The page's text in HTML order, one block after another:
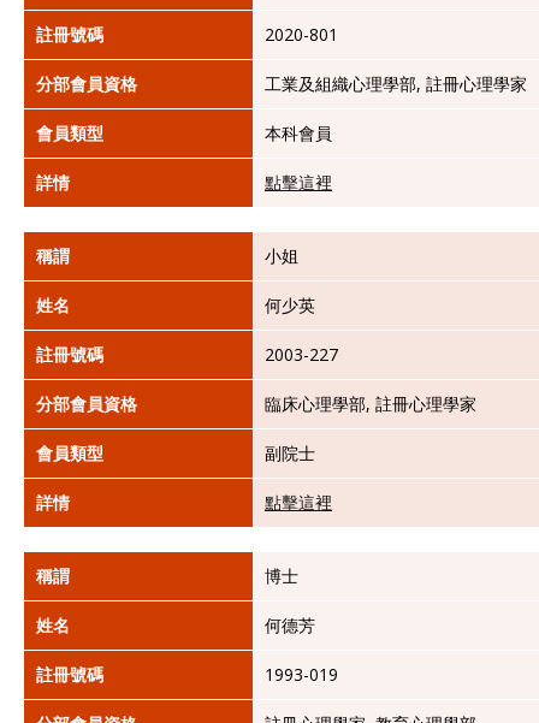
註冊號碼 2020-801
分部會員資格 工業及組織心理學部, 註冊心理學家
會員類型 本科會員
詳情 點擊這裡
稱謂 小姐
姓名 何少英
註冊號碼 2003-227
分部會員資格 臨床心理學部, 註冊心理學家
會員類型 副院士
詳情 點擊這裡
稱謂 博士
姓名 何德芳
註冊號碼 1993-019